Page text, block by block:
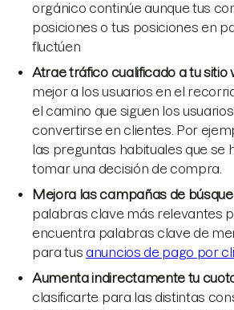
orgánico continúe aunque tus
posiciones o tus posiciones en
fluctúen
Atrae tráfico cualificado a tu sitio
mejor a los usuarios en el
el camino que siguen los
convertirse en clientes. Por
las preguntas habituales que se
tomar una decisión de compra.
Mejora las campañas de
palabras clave más relevantes
encuentra palabras clave de
para tusanuncios de pago por
Aumenta indirectamente tu
clasificarte para las distintas